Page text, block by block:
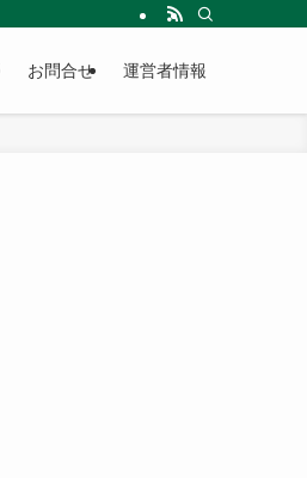
お問合せ 運営者情報